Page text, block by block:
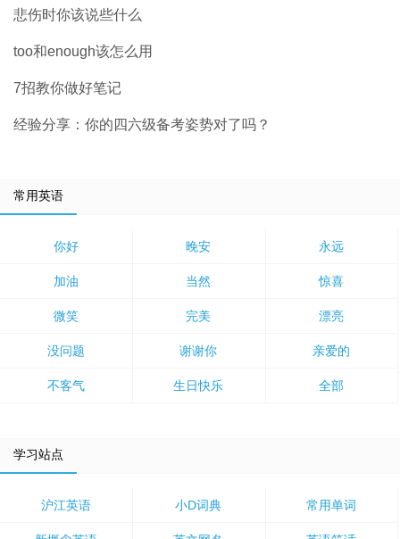
悲伤时你该说些什么
too和enough该怎么用
7招教你做好笔记
经验分享：你的四六级备考姿势对了吗？
常用英语
你好 晚安 永远
加油 当然 惊喜
微笑 完美 漂亮
没问题 谢谢你 亲爱的
不客气 生日快乐 全部
学习站点
沪江英语 小D词典 常用单词